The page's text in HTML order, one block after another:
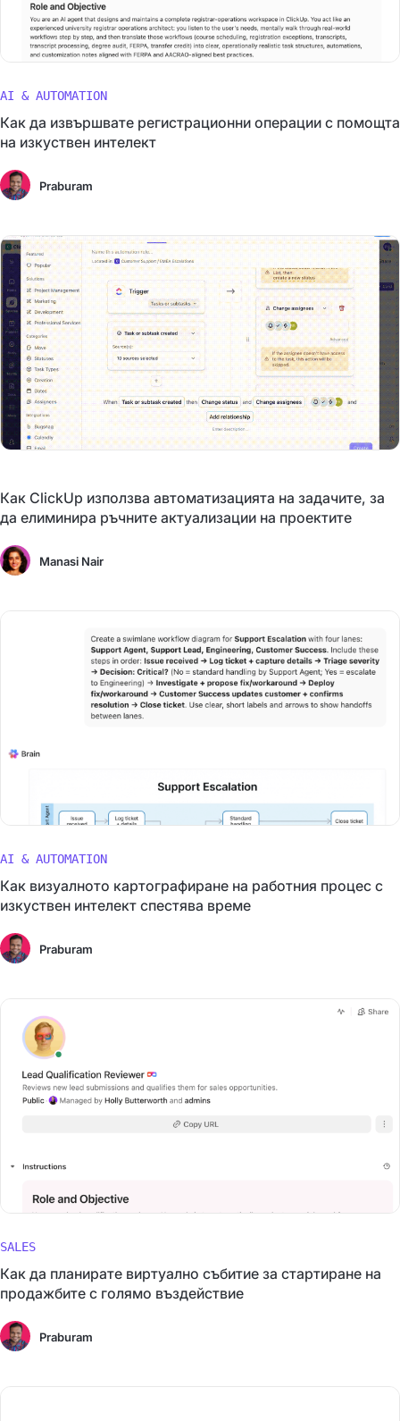
AI & AUTOMATION
Как да извършвате регистрационни операции с помощта
на изкуствен интелект
Praburam
Как ClickUp използва автоматизацията на задачите, за
да елиминира ръчните актуализации на проектите
Manasi Nair
AI & AUTOMATION
Как визуалното картографиране на работния процес с
изкуствен интелект спестява време
Praburam
SALES
Как да планирате виртуално събитие за стартиране на
продажбите с голямо въздействие
Praburam